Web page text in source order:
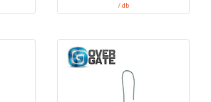
/ db